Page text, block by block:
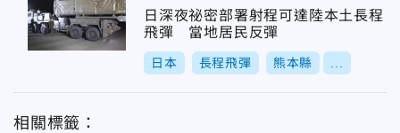
日深夜祕密部署射程可達陸本土長程
飛彈 當地居民反彈
日本 長程飛彈 熊本縣
相關標籤：